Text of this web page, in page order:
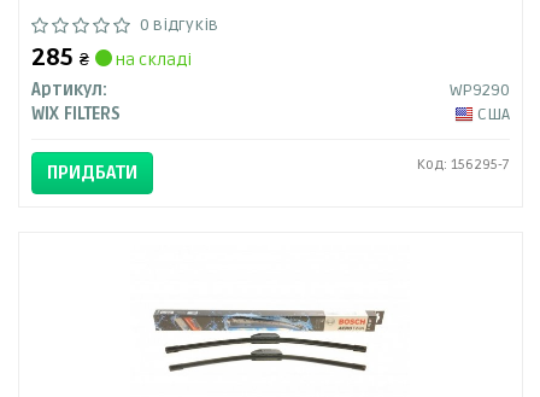
0 відгуків
285 ₴
на складі
Артикул:
WP9290
WIX FILTERS
США
ПРИДБАТИ Код: 156295-7